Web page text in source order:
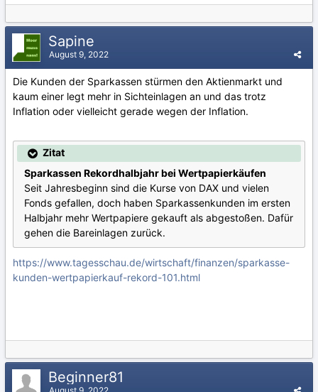
Sapine
August 9, 2022
Die Kunden der Sparkassen stürmen den Aktienmarkt und
kaum einer legt mehr in Sichteinlagen an und das trotz
Inflation oder vielleicht gerade wegen der Inflation.
Zitat
Sparkassen Rekordhalbjahr bei Wertpapierkäufen
Seit Jahresbeginn sind die Kurse von DAX und vielen
Fonds gefallen, doch haben Sparkassenkunden im ersten
Halbjahr mehr Wertpapiere gekauft als abgestoßen. Dafür
gehen die Bareinlagen zurück.
https://www.tagesschau.de/wirtschaft/finanzen/sparkasse-
kunden-wertpapierkauf-rekord-101.html
Beginner81